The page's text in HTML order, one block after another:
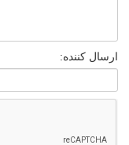
ارسال کننده: